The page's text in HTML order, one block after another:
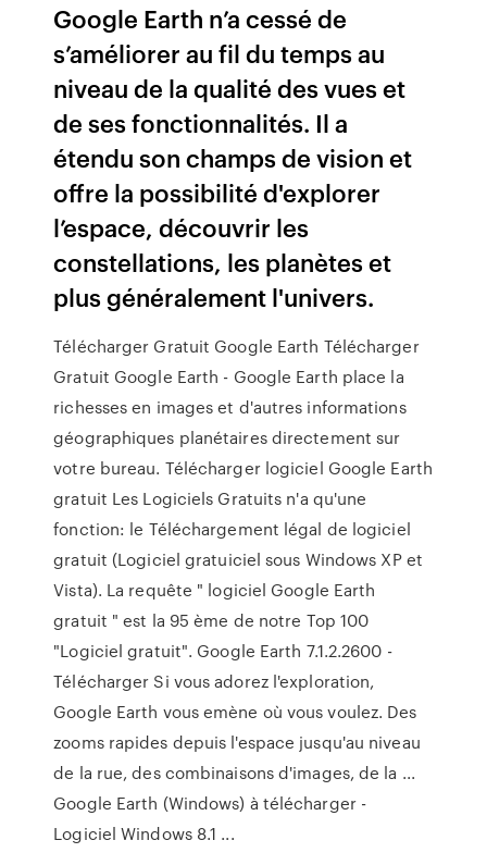
Google Earth n’a cessé de
s’améliorer au fil du temps au
niveau de la qualité des vues et
de ses fonctionnalités. Il a
étendu son champs de vision et
offre la possibilité d'explorer
l’espace, découvrir les
constellations, les planètes et
plus généralement l'univers.
Télécharger Gratuit Google Earth Télécharger
Gratuit Google Earth - Google Earth place la
richesses en images et d'autres informations
géographiques planétaires directement sur
votre bureau. Télécharger logiciel Google Earth
gratuit Les Logiciels Gratuits n'a qu'une
fonction: le Téléchargement légal de logiciel
gratuit (Logiciel gratuiciel sous Windows XP et
Vista). La requête " logiciel Google Earth
gratuit " est la 95 ème de notre Top 100
"Logiciel gratuit". Google Earth 7.1.2.2600 -
Télécharger Si vous adorez l'exploration,
Google Earth vous emène où vous voulez. Des
zooms rapides depuis l'espace jusqu'au niveau
de la rue, des combinaisons d'images, de la ...
Google Earth (Windows) à télécharger -
Logiciel Windows 8.1 ...